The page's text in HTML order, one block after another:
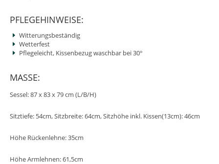
PFLEGEHINWEISE:
Witterungsbeständig
Wetterfest
Pflegeleicht, Kissenbezug waschbar bei 30°
MASSE:
Sessel: 87 x 83 x 79 cm (L/B/H)
Sitztiefe: 54cm, Sitzbreite: 64cm, Sitzhöhe inkl. Kissen(13cm): 46cm
Höhe Rückenlehne: 35cm
Höhe Armlehnen: 61,5cm